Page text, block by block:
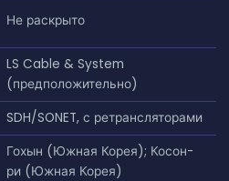
Не раскрыто
LS Cable & System
(предположительно)
SDH/SONET, с ретрансляторами
Гохын (Южная Корея); Косон-
ри (Южная Корея)